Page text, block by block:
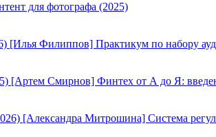
для фотографа (2025)
[Илья Филиппов] Практикум по набору
[Артем Смирнов] Финтех от А до Я:
[Александра Митрошина] Система